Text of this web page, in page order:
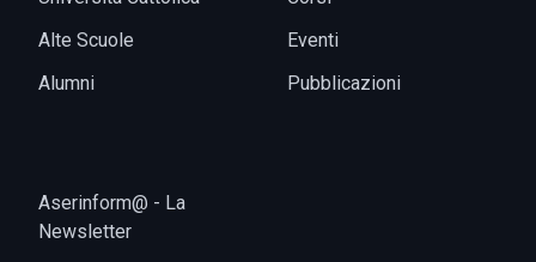
Alte Scuole
Alumni
Eventi
Pubblicazioni
Aserinform@ - La
Newsletter